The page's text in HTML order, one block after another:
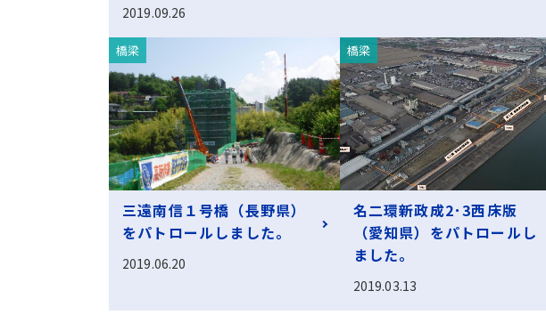
2019.09.26
橋梁
三遠南信１号橋（長野県）
をパトロールしました。
2019.06.20
橋梁
名二環新政成2･3西床版
（愛知県）をパトロールし
ました。
2019.03.13